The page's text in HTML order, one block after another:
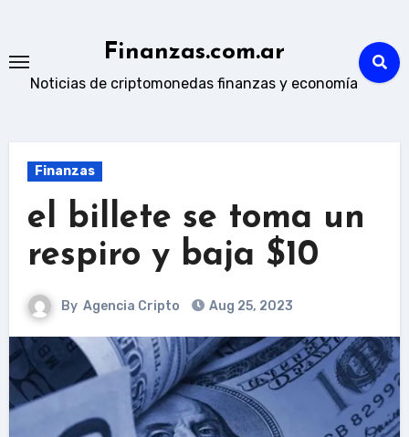
content
Finanzas.com.ar
Noticias de criptomonedas finanzas y economía
Finanzas
el billete se toma un
respiro y baja $10
By Agencia Cripto Aug 25, 2023